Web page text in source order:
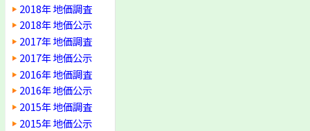
2018年 地価調査
2018年 地価公示
2017年 地価調査
2017年 地価公示
2016年 地価調査
2016年 地価公示
2015年 地価調査
2015年 地価公示